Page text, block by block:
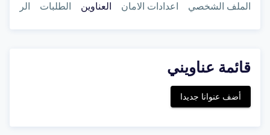
الملف الشخصي اعدادات الامان العناوين الطلبات الرغبات
قائمة عناويني
أضف عنوانا جديدا